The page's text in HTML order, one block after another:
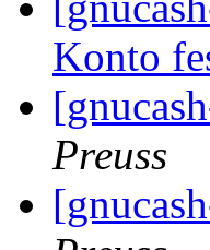
Konto
Preuss